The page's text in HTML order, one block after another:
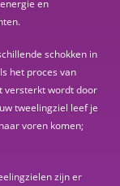
en
schokken in
het proces van
versterkt wordt door
tweelingziel leef je
voren komen;
zijn er